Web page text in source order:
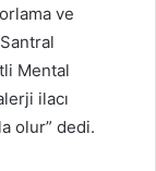
ve
Mental
ilacı
olur” dedi.